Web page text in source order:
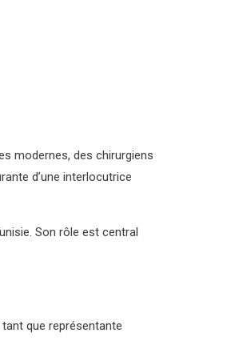
modernes, des chirurgiens
d’une interlocutrice
Son rôle est central
que représentante